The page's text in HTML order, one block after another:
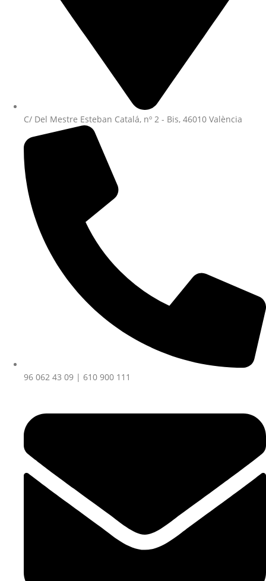
C/ Del Mestre Esteban Catalá, nº 2 - Bis, 46010 València
96 062 43 09 | 610 900 111